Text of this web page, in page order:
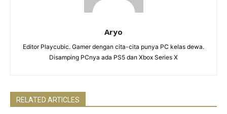
Aryo
Editor Playcubic. Gamer dengan cita-cita punya PC kelas dewa.
Disamping PCnya ada PS5 dan Xbox Series X
RELATED ARTICLES